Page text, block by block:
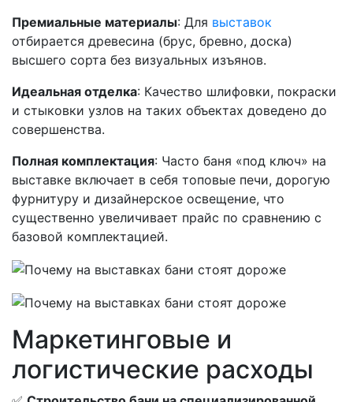
Премиальные материалы: Для выставок
отбирается древесина (брус, бревно, доска)
высшего сорта без визуальных изъянов.
Идеальная отделка: Качество шлифовки, покраски
и стыковки узлов на таких объектах доведено до
совершенства.
Полная комплектация: Часто баня «под ключ» на
выставке включает в себя топовые печи, дорогую
фурнитуру и дизайнерское освещение, что
существенно увеличивает прайс по сравнению с
базовой комплектацией.
Маркетинговые и
логистические расходы